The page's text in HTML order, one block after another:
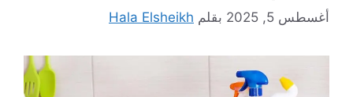
أغسطس 5, 2025 بقلم Hala Elsheikh